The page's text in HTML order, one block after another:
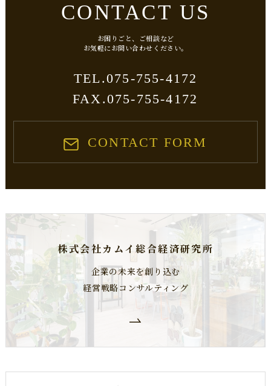
CONTACT US
お困りごと、ご相談など
​​​​​​​お気軽にお問い合わせください。
TEL.075-755-4172
FAX.075-755-4172
CONTACT FORM
株式会社カムイ総合経済研究所
企業の未来を創り込む
経営戦略コンサルティング